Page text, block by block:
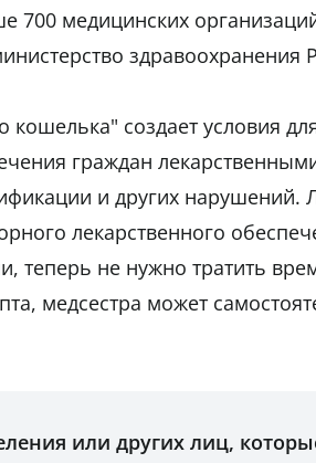
700 медицинских
здравоохранения
создает условия
граждан
и других
лекарственного
теперь не нужно тратить
медсестра может
или других лиц,